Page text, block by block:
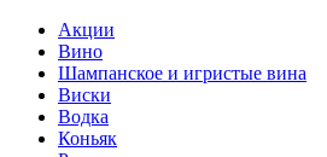
Акции
Вино
Шампанское и игристые вина
Виски
Водка
Коньяк